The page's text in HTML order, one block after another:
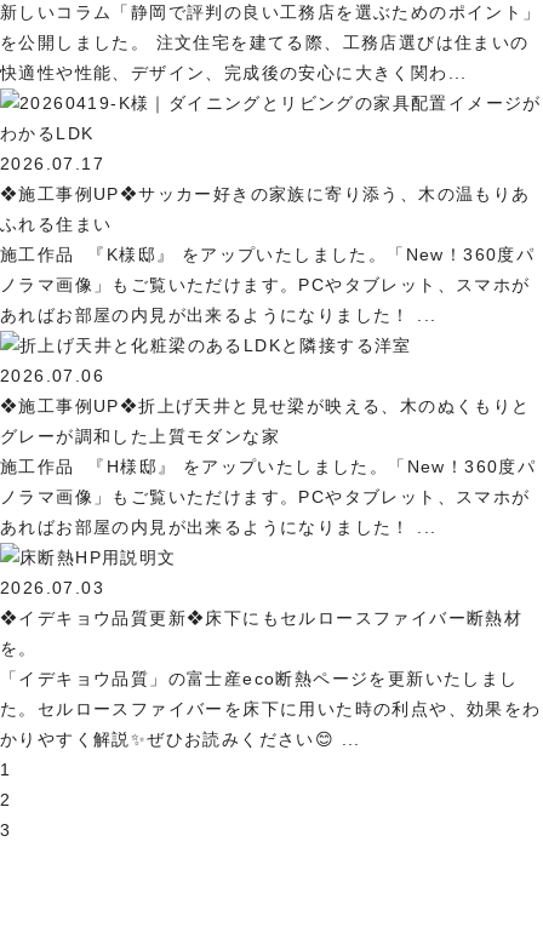
新しいコラム「静岡で評判の良い工務店を選ぶためのポイント」
を公開しました。 注文住宅を建てる際、工務店選びは住まいの
快適性や性能、デザイン、完成後の安心に大きく関わ...
2026.07.17
❖施工事例UP❖サッカー好きの家族に寄り添う、木の温もりあ
ふれる住まい
施工作品 『K様邸』 をアップいたしました。「New！360度パ
ノラマ画像」もご覧いただけます。PCやタブレット、スマホが
あればお部屋の内見が出来るようになりました！ ...
2026.07.06
❖施工事例UP❖折上げ天井と見せ梁が映える、木のぬくもりと
グレーが調和した上質モダンな家
施工作品 『H様邸』 をアップいたしました。「New！360度パ
ノラマ画像」もご覧いただけます。PCやタブレット、スマホが
あればお部屋の内見が出来るようになりました！ ...
2026.07.03
❖イデキョウ品質更新❖床下にもセルロースファイバー断熱材
を。
「イデキョウ品質」の富士産eco断熱ページを更新いたしまし
た。セルロースファイバーを床下に用いた時の利点や、効果をわ
かりやすく解説✨ぜひお読みください😊 ...
1
2
3